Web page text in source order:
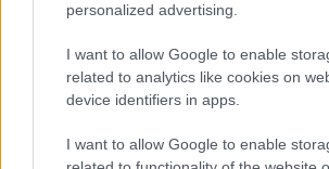
personalized advertising.
I want to allow Google to enable
related to analytics like cookies on
device identifiers in apps.
I want to allow Google to enable
Nem Bécs lett az első: ezekben a